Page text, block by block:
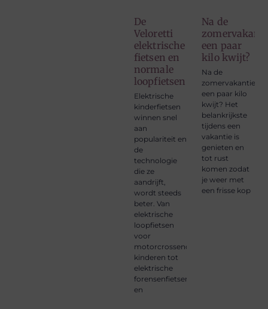
De
Veloretti
elektrische
fietsen en
normale
loopfietsen
Elektrische
kinderfietsen
winnen snel
aan
populariteit en
de
technologie
die ze
aandrijft,
wordt steeds
beter. Van
elektrische
loopfietsen
voor
motorcrossende
kinderen tot
elektrische
forensenfietsen
en
Na de
een paar
kilo kwijt?
Na de
zomervakantie
een paar kilo
kwijt? Het
belankrijkste
tijdens een
vakantie is
genieten en
tot rust
komen zodat
je weer met
een frisse kop